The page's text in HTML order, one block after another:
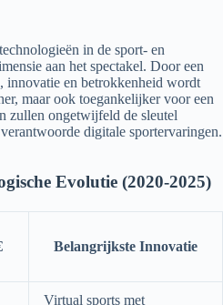
in de sport- en
aan het spectakel. Door een
innovatie en betrokkenheid wordt
maar ook toegankelijker voor een
zullen ongetwijfeld de sleutel
digitale sportervaringen.
Evolutie (2020-2025)
Belangrijkste Innovatie
Virtual sports met